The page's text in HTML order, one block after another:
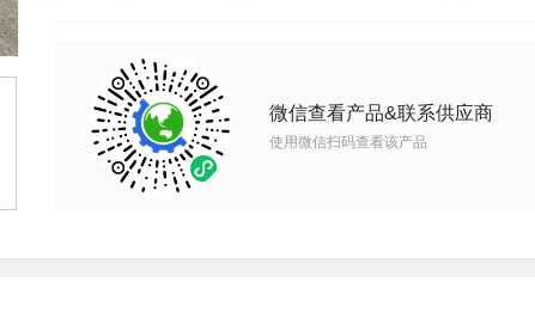
微信查看产品&联系供应商
使用微信扫码查看该产品